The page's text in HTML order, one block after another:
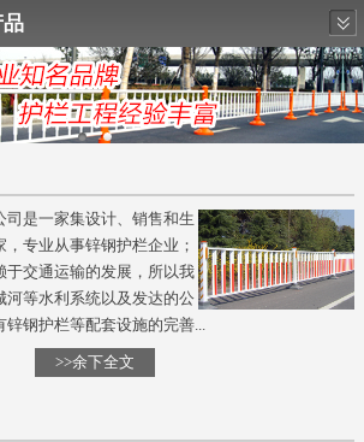
品
是一家集设计、销售和生
专业从事锌钢护栏企业；
于交通运输的发展，所以我
河等水利系统以及发达的公
锌钢护栏等配套设施的完善...
>>余下全文